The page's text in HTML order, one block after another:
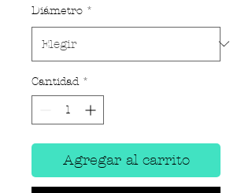
Diámetro *
Cantidad *
Agregar al carrito